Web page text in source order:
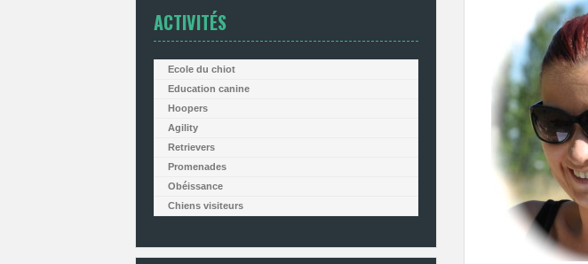
ACTIVITÉS
Ecole du chiot
Education canine
Hoopers
Agility
Retrievers
Promenades
Obéissance
Chiens visiteurs